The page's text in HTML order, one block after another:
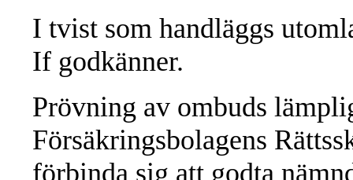
I tvist som handläggs
If godkänner.
Prövning av ombuds
Försäkringsbolagens
förbinda sig att godta